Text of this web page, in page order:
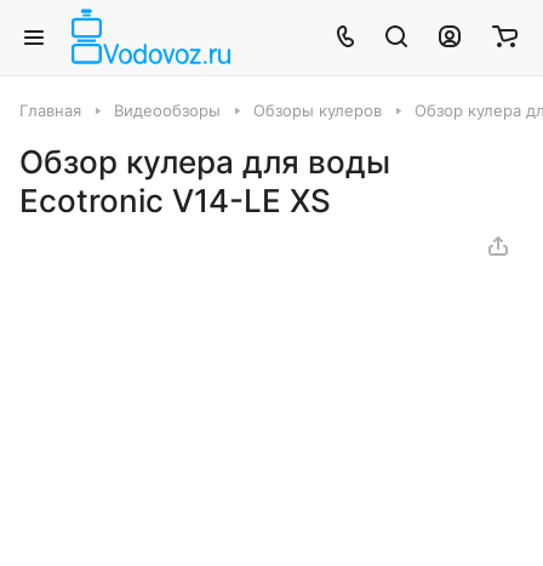
Главная Видеообзоры Обзоры кулеров Обзор кулера
Обзор кулера для воды
Ecotronic V14-LE XS